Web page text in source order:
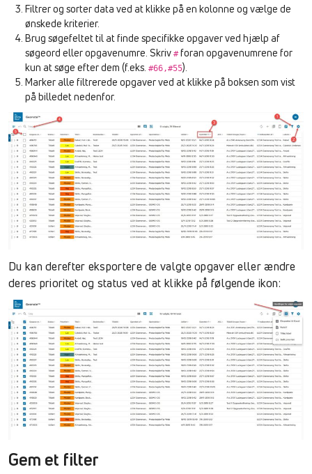
Filtrer og sorter data ved at klikke på en kolonne og vælge de
ønskede kriterier.
Brug søgefeltet til at finde specifikke opgaver ved hjælp af
søgeord eller opgavenumre. Skriv #foran opgavenumrene for
kun at søge efter dem (f.eks. #66,#55).
Marker alle filtrerede opgaver ved at klikke på boksen som vist
på billedet nedenfor.
Du kan derefter eksportere de valgte opgaver eller ændre
deres prioritet og status ved at klikke på følgende ikon:
Gem et filter